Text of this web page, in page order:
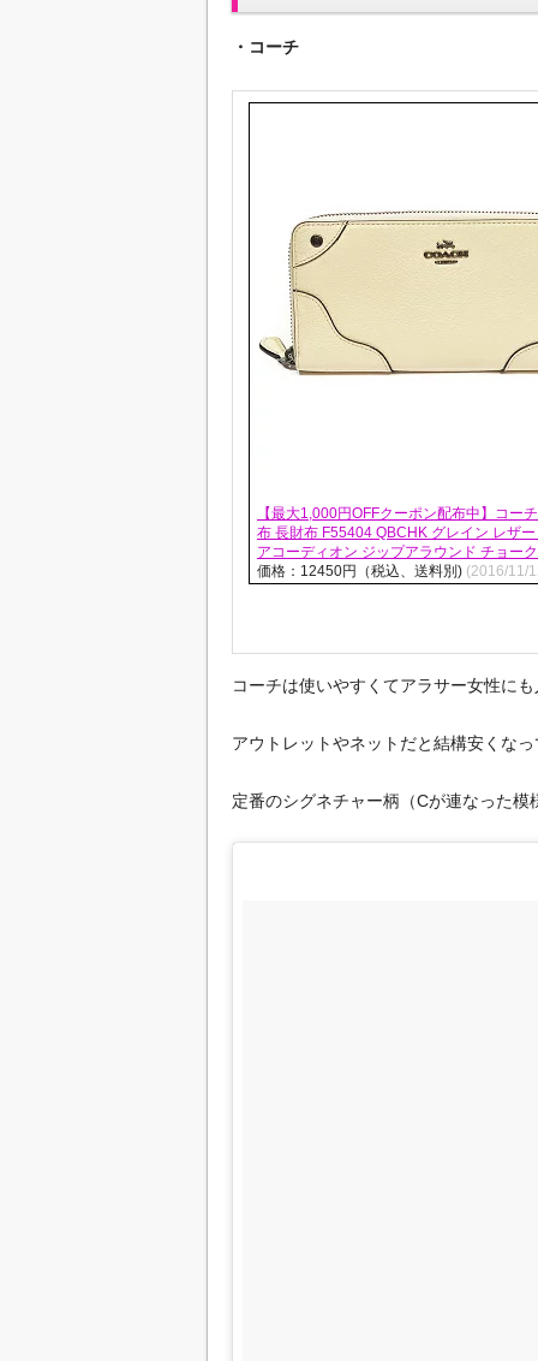
・コーチ
【最大1,000円OFFクーポン配布中】コー
布 長財布 F55404 QBCHK グレイン レザ
アコーディオン ジップアラウンド チョー
価格：12450円（税込、送料別) (2016/11/
コーチは使いやすくてアラサー女性に
アウトレットやネットだと結構安くな
定番のシグネチャー柄（Cが連なった模